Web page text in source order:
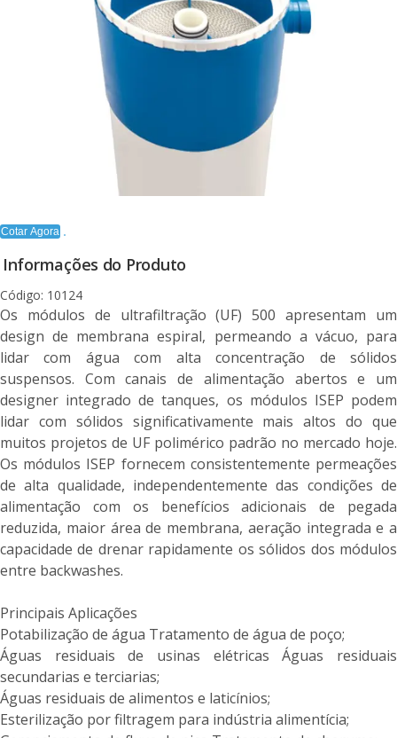
Cotar Agora
Informações do Produto
Código: 10124
Os módulos de ultrafiltração (UF) 500 apresentam um
design de membrana espiral, permeando a vácuo, para
lidar com água com alta concentração de sólidos
suspensos. Com canais de alimentação abertos e um
designer integrado de tanques, os módulos ISEP podem
lidar com sólidos significativamente mais altos do que
muitos projetos de UF polimérico padrão no mercado hoje.
Os módulos ISEP fornecem consistentemente permeações
de alta qualidade, independentemente das condições de
alimentação com os benefícios adicionais de pegada
reduzida, maior área de membrana, aeração integrada e a
capacidade de drenar rapidamente os sólidos dos módulos
entre backwashes.
Principais Aplicações
Potabilização de água Tratamento de água de poço;
Águas residuais de usinas elétricas Águas residuais
secundarias e terciarias;
Águas residuais de alimentos e laticínios;
Esterilização por filtragem para indústria alimentícia;